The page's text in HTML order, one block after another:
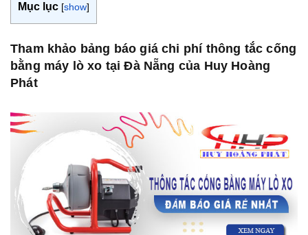
Mục lục [show]
Tham khảo bảng báo giá chi phí thông tắc cống
bằng máy lò xo tại Đà Nẵng của Huy Hoàng
Phát